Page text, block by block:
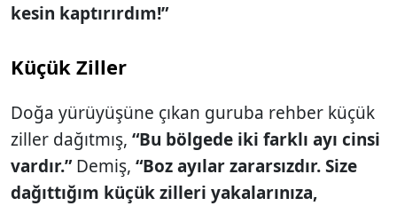
kesin kaptırırdım!”
Küçük Ziller
Doğa yürüyüşüne çıkan guruba rehber küçük
ziller dağıtmış, “Bu bölgede iki farklı ayı cinsi
vardır.”Demiş, “Boz ayılar zararsızdır. Size
dağıttığım küçük zilleri yakalarınıza,